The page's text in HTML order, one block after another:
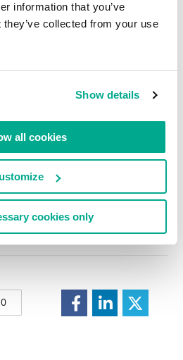
information that you’ve
collected from your use
Show details
all cookies
cookies only
bringt der Wind
die schönsten Düfte von
anderes: Alles hier ist so
habe gedacht, Moskau sei
finden Sie
nächsten Mal – aus
0